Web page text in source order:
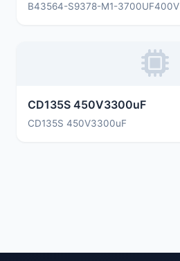
B43564-S9378-M1-3700UF400V
CD135S 450V3300uF
CD135S 450V3300uF